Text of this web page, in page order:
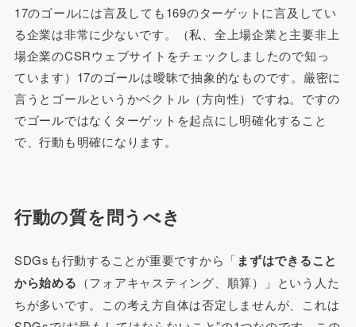
17のゴールには言及しても169のターゲットに言及してい
る企業は非常に少ないです。（私、全上場企業と主要非上
場企業のCSRウェブサイトをチェックしましたので知っ
ています）17のゴールは曖昧で抽象的なものです。厳密に
言うとゴールというかベクトル（方向性）ですね。ですの
でゴールではなくターゲットを起点にし明確化すること
で、行動も明確になります。
行動の質を問うべき
SDGsも行動することが重要ですから「 まずはできること
から始める （フォアキャスティング、順算）」という人た
ちが多いです。この考え方自体は否定しませんが、これは